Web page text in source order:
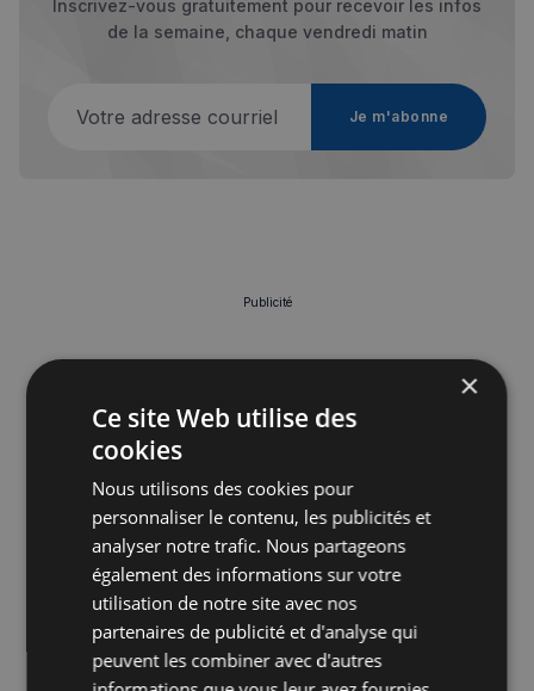
Inscrivez-vous gratuitement pour recevoir les infos
de la semaine, chaque vendredi matin
Je m'abonne
Publicité
×
Ce site Web utilise des
cookies
Nous utilisons des cookies pour
personnaliser le contenu, les publicités et
analyser notre trafic. Nous partageons
également des informations sur votre
utilisation de notre site avec nos
partenaires de publicité et d'analyse qui
peuvent les combiner avec d'autres